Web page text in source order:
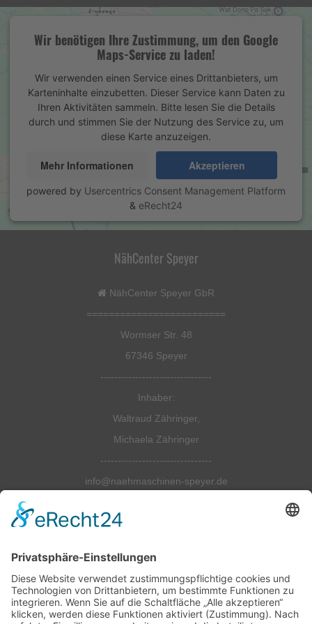
Wir benötigen Ihre Zustimmung, um den Google
Maps-Service zu laden!
Wir verwenden einen Service eines Drittanbieters, um
Karteninhalte einzubetten. Dieser Service kann Daten zu
Ihren Aktivitäten sammeln. Bitte lesen Sie die Details
durch und stimmen Sie der Nutzung des Service zu, um
diese Karte anzuzeigen.
Mehr Informationen Akzeptieren
powered by Usercentrics Consent Management Platform
& eRecht24
NähCenter Speyer
NähCenter Speyer GbR
=========================
Wormser Str. 48
67346 Speyer
--------------------------------
Inhaber:
Waltraud Zähringer,
Michaela Zähringer
--------------------------------
info@naehmaschinen-speyer.de
Tel.: 06232-6798990
=========================
Öffnungszeiten:
--------------------------------